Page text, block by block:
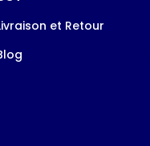
et Retour